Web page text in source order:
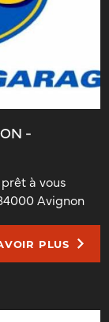
-
à vous
Avignon
PLUS